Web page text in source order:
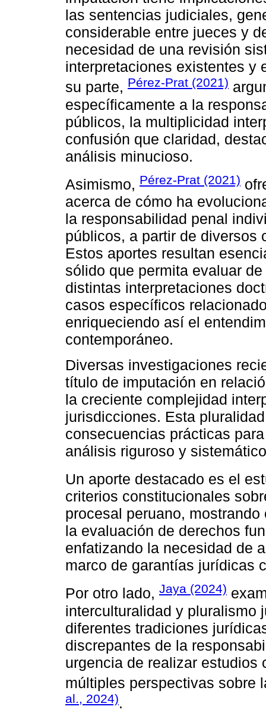
las sentencias judiciales,
considerable entre jueces y
necesidad de una revisión
interpretaciones existentes y
su parte, Pérez-Prat (2021)
específicamente a la
públicos, la multiplicidad
confusión que claridad,
análisis minucioso.
Asimismo, Pérez-Prat (2021)
acerca de cómo ha
la responsabilidad penal
públicos, a partir de diversos
Estos aportes resultan
sólido que permita evaluar
distintas interpretaciones
casos específicos
enriqueciendo así el
contemporáneo.
Diversas investigaciones
título de imputación en
la creciente complejidad
jurisdicciones. Esta
consecuencias prácticas
análisis riguroso y
Un aporte destacado es el
criterios constitucionales
procesal peruano,
la evaluación de derechos
enfatizando la necesidad de
marco de garantías jurídicas
Por otro lado, Jaya (2024)
interculturalidad y pluralismo
diferentes tradiciones
discrepantes de la
urgencia de realizar estudios
múltiples perspectivas sobre
al., 2024).